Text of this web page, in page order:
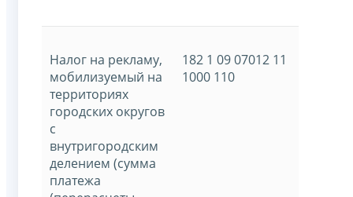
Налог на рекламу,
мобилизуемый на
территориях
городских округов
с
внутригородским
делением (сумма
платежа
182 1 09 07012 11
1000 110